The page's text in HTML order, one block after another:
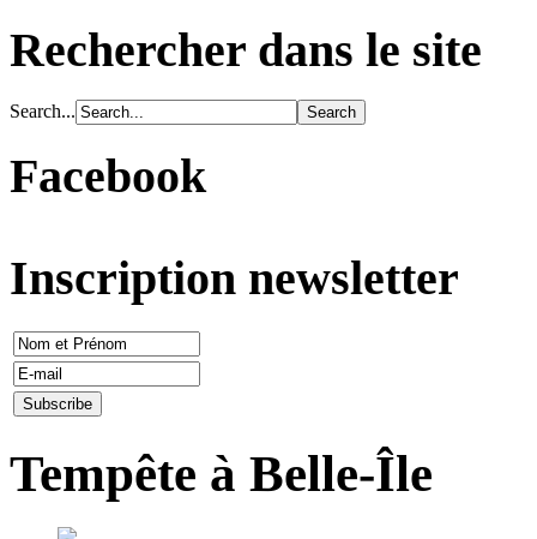
Rechercher dans le site
Search...
Facebook
Inscription newsletter
Tempête à Belle-Île